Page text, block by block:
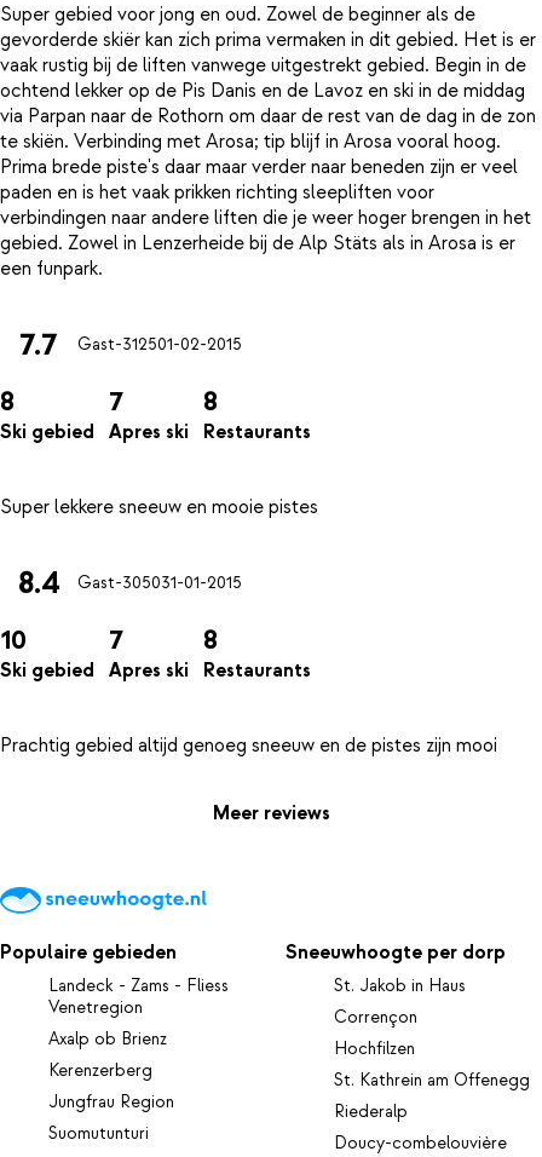
Super gebied voor jong en oud. Zowel de beginner als de
gevorderde skiër kan zich prima vermaken in dit gebied. Het is er
vaak rustig bij de liften vanwege uitgestrekt gebied. Begin in de
ochtend lekker op de Pis Danis en de Lavoz en ski in de middag
via Parpan naar de Rothorn om daar de rest van de dag in de zon
te skiën. Verbinding met Arosa; tip blijf in Arosa vooral hoog.
Prima brede piste's daar maar verder naar beneden zijn er veel
paden en is het vaak prikken richting sleepliften voor
verbindingen naar andere liften die je weer hoger brengen in het
gebied. Zowel in Lenzerheide bij de Alp Stäts als in Arosa is er
7.7 Gast-312501-02-2015
8
Ski gebied
7
Apres ski
8
Restaurants
8.4 Gast-305031-01-2015
10
Ski gebied
7
Apres ski
8
Restaurants
Meer reviews
Populaire gebieden
Landeck - Zams - Fliess
Venetregion
Axalp ob Brienz
Kerenzerberg
Jungfrau Region
Suomutunturi
Sneeuwhoogte per dorp
St. Jakob in Haus
Corrençon
Hochfilzen
St. Kathrein am Offenegg
Riederalp
Doucy-combelouvière